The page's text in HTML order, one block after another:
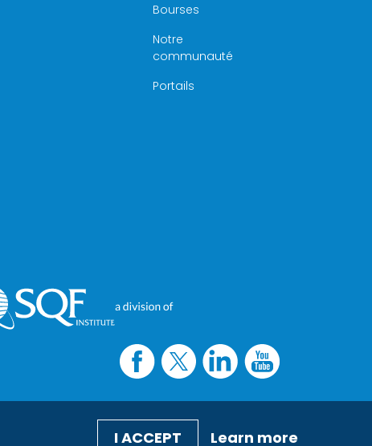
Bourses
Notre
communauté
Portails
I ACCEPT Learn more